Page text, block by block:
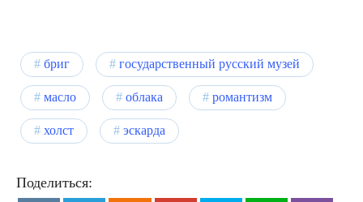
бриг государственный русский музей
масло облака романтизм
холст эскарда
Поделиться: